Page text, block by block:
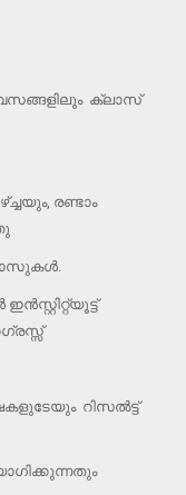
ക്ലാസ്
രണ്ടാം
റിസല്‍ട്ട്